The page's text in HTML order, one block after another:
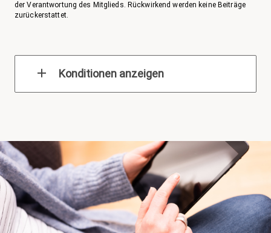
der Verantwortung des Mitglieds. Rückwirkend werden keine Beiträge
zurückerstattet.
Konditionen anzeigen